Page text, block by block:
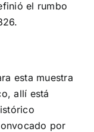
el rumbo
esta muestra
allí está
por